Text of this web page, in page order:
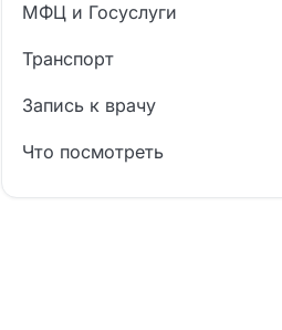
МФЦ и Госуслуги
Транспорт
Запись к врачу
Что посмотреть